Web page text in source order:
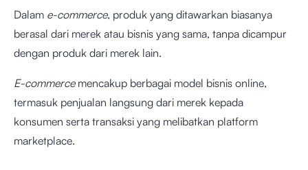
Dalam e-commerce, produk yang ditawarkan biasanya
berasal dari merek atau bisnis yang sama, tanpa dicampur
dengan produk dari merek lain.
E-commercemencakup berbagai model bisnis online,
termasuk penjualan langsung dari merek kepada
konsumen serta transaksi yang melibatkan platform
marketplace.